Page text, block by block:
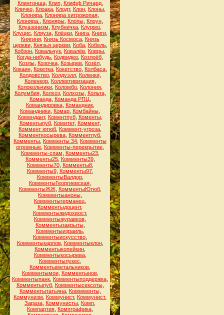
Клинтонша, Клип, Клифф Ричард,
Кличко, Клоака, Клодт, Клон, Клоны,
Клоняра Клоняра хитрожопая
Клоняра.
Клоняры Клопы Клоун
Клуазонизм
Клубничка Клурмо
Клуцис
Кляуза, Клёцки, Книга, Книги,
Княгиня, Князь Космоса, Князь
церкви, Князья церкви, Коба, Кобель,
Кобзон Ковальчук Ковалёв Ковры
Когда-нибудь Кодвидео Козлоёб
Козлы Козочка Козырев Козёл
Кокаин Кокетка Кокетство Колбаса
Колдовство, Колдуэлл, Коленки,
Коленкор, Коллективизация,
Колокольчики Коломбо Колония
Колумбия, Колхоз, Колхозы, Кольта,
Команда, Команда РПЦ
Командировка, Командник,
Командники Комар Комбайны
Комендант, Коментпуб, Коменты,
Коментыпуб, Комитет, Коммент,
Коммент ютюб Коммент-угроза
Комменткосырева Комментпуб
Комменты Комменты 34 Комменты
огромные Комменты-перекрытие
Комменты-спам
Комменты23,
Комменты25, Комменты39,
Комменты70, Комменты8,
Комменты9, Комменты97,
КомментыВалдор,
КомментыГеоргиевская
КомментыЖЖ, КомментыЮтюб,
Комментыаноны
Комментыгерманец
Комментыдоцент,
Комментыжидохвост,
Комментыжуравков
Комментызакрыты,
Комментыизраиль,
Комментыискусство
Комментыкарпов, Комментыклон,
Комментыкопейкин
Комментыкосырева,
Комментылукес
Комментыметальников
Комментымои, Комментынов,
Комментыпанк Комментыподдержка
Комментыпуб, Комментысексоты,
Комментытатьяна, Коммменты,
Коммунизм
Коммунист, Коммунист.
Зараза Коммунисты Комп
Компартия Компграфика